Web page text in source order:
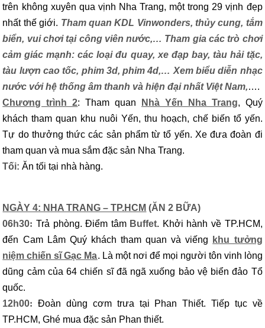
trên không xuyên qua vịnh Nha Trang, một trong 29 vịnh đẹp
nhất thế giới. Tham quan KDL Vinwonders, thủy cung, tắm
biển, vui chơi tại công viên nước,… Tham gia các trò chơi
cảm giác mạnh: các loại đu quay, xe đạp bay, tàu hải tặc,
tàu lượn cao tốc, phim 3d, phim 4d,… Xem biểu diễn nhạc
nước với hệ thống âm thanh và hiện đại nhất Việt Nam,….
Chương trình 2: Tham quan Nhà Yến Nha Trang, Quý
khách tham quan khu nuôi Yến, thu hoạch, chế biến tổ yến.
Tự do thưởng thức các sản phẩm từ tổ yến. Xe đưa đoàn đi
tham quan và mua sắm đặc sản Nha Trang.
Tối: Ăn tối tại nhà hàng.
NGÀY 4: NHA TRANG – TP.HCM (ĂN 2 BỮA)
06h30:Trả phòng. Điểm tâm Buffet. Khởi hành về TP.HCM,
đến Cam Lâm Quý khách tham quan và viếng
khu tưởng
niệm chiến sĩ Gạc Ma. Là một nơi để mọi người tôn vinh lòng
dũng cảm của 64 chiến sĩ đã ngã xuống bảo vệ biển đảo Tổ
quốc.
12h00:Đoàn dùng cơm trưa tại Phan Thiết. Tiếp tục về
TP.HCM, Ghé mua đặc sản Phan thiết.